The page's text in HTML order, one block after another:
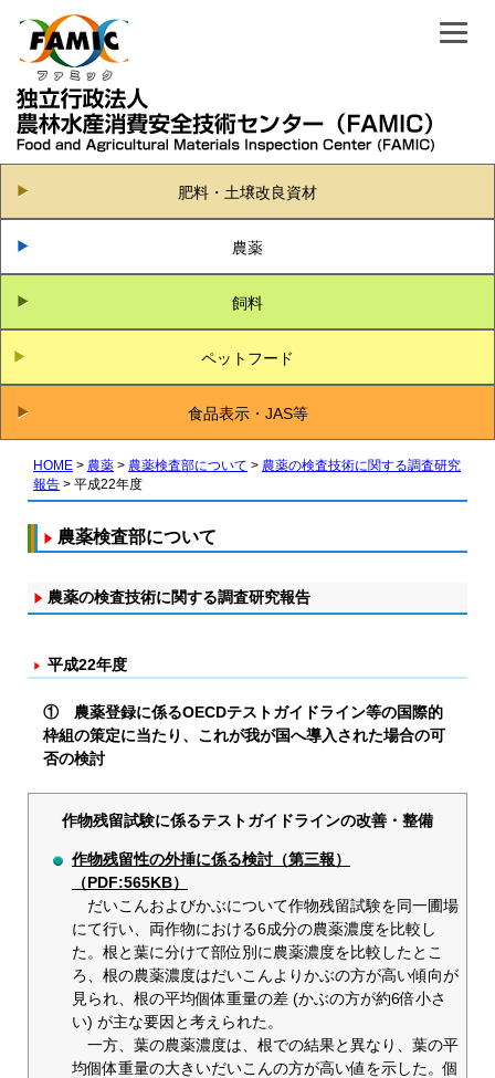
肥料・土壌改良資材
農薬
飼料
ペットフード
食品表示・JAS等
HOME 農薬 農薬検査部について
農薬の検査技術に関する調査研究
報告
平成22年度
農薬検査部について
農薬の検査技術に関する調査研究報告
平成22年度
① 農薬登録に係るOECDテストガイドライン等の国際的
枠組の策定に当たり、これが我が国へ導入された場合の可
否の検討
作物残留試験に係るテストガイドラインの改善・整備
作物残留性の外挿に係る検討（第三報）
（PDF:565KB）
だいこんおよびかぶについて作物残留試験を同一圃場
にて行い、両作物における6成分の農薬濃度を比較し
た。根と葉に分けて部位別に農薬濃度を比較したとこ
ろ、根の農薬濃度はだいこんよりかぶの方が高い傾向が
見られ、根の平均個体重量の差 (かぶの方が約6倍小さ
い) が主な要因と考えられた。
一方、葉の農薬濃度は、根での結果と異なり、葉の平
均個体重量の大きいだいこんの方が高い値を示した。個